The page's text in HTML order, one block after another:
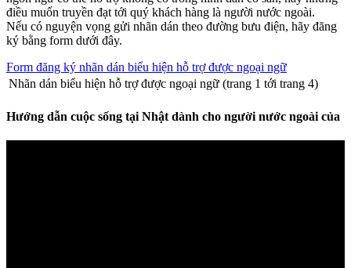
điều muốn truyền đạt tới quý khách hàng là người nước ngoài.
Nếu có nguyện vọng gửi nhãn dán theo đường bưu điện, hãy đăng
ký bằng form dưới đây.
Form đăng ký nhãn dán biểu hiện hỗ trợ được ngoại ngữ
Nhãn dán biểu hiện hỗ trợ được ngoại ngữ (trang 1 tới trang 4)
Hướng dẫn cuộc sống tại Nhật dành cho người nước ngoài của